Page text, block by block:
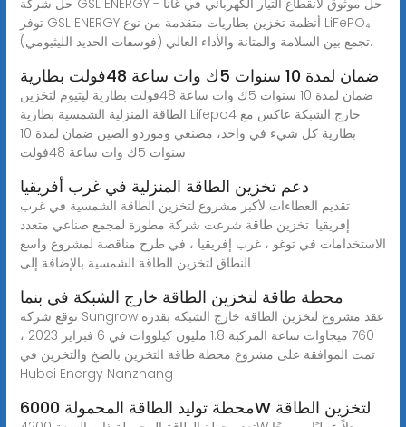
توفر GSL ENERGY أنظمة تخزين بطاريات متقدمة من نوع LiFePO₄
(فوسفات الحديد الليثيومي) تجمع بين السلامة والمتانة والأداء العالي.
ضمان لمدة 10 سنوات 5ك وات ساعة 48فولت بطارية
ضمان لمدة 10 سنوات 5ك وات ساعة 48فولت بطارية ليثيوم لتخزين
الطاقة المنزلية الشمسية بطارية Lifepo4 خارج الشبكة عاكس مع
بطارية كل شيء في واحد، مصنعي وموردو الصين ضمان لمدة 10
سنوات 5ك وات ساعة 48فولت
دعم تخزين الطاقة المنزلية في غرب أفريقيا
تقديم العطاءات لأكبر مشروع لتخزين الطاقة الشمسية في غرب
إفريقيا: تخزين طاقة شرعت شركة مطورة لمجمع صناعي متعدد
الاستخدامات في توغو ، غرب إفريقيا ، في طرح مناقصة لمشروع واسع
النطاق لتخزين الطاقة الشمسية بالإضافة إلى
محطة طاقة لتخزين الطاقة خارج الشبكة في بنما
توقع شركة Sungrow عقد مشروع لتخزين الطاقة خارج الشبكة بقدرة
760 ميجاوات ساعة المركبة 1.8 مليون كيلووات في 6 فبراير 2023 ،
تمت الموافقة على مشروع محطة طاقة التخزين بالضخ والتخزين في
Hubei Energy Nanzhang
محطة توليد الطاقة المحمولة 6000W لتخزين الطاقة